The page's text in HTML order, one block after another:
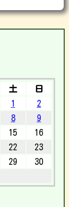
土
日
1
2
8
9
15
16
22
23
29
30